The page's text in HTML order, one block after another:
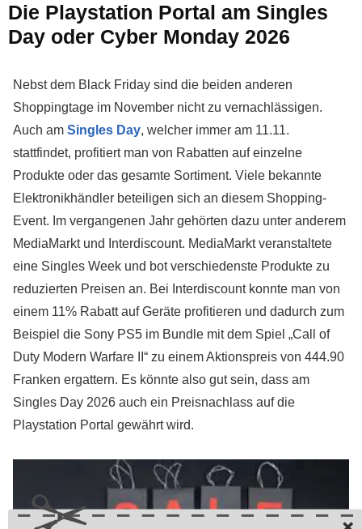
Die Playstation Portal am Singles
Day oder Cyber Monday 2026
Nebst dem Black Friday sind die beiden anderen
Shoppingtage im November nicht zu vernachlässigen.
Auch am Singles Day, welcher immer am 11.11.
stattfindet, profitiert man von Rabatten auf einzelne
Produkte oder das gesamte Sortiment. Viele bekannte
Elektronikhändler beteiligen sich an diesem Shopping-
Event. Im vergangenen Jahr gehörten dazu unter anderem
MediaMarkt und Interdiscount. MediaMarkt veranstaltete
eine Singles Week und bot verschiedenste Produkte zu
reduzierten Preisen an. Bei Interdiscount konnte man von
einem 11% Rabatt auf Geräte profitieren und dadurch zum
Beispiel die Sony PS5 im Bundle mit dem Spiel „Call of
Duty Modern Warfare II“ zu einem Aktionspreis von 444.90
Franken ergattern. Es könnte also gut sein, dass am
Singles Day 2026 auch ein Preisnachlass auf die
Playstation Portal gewährt wird.